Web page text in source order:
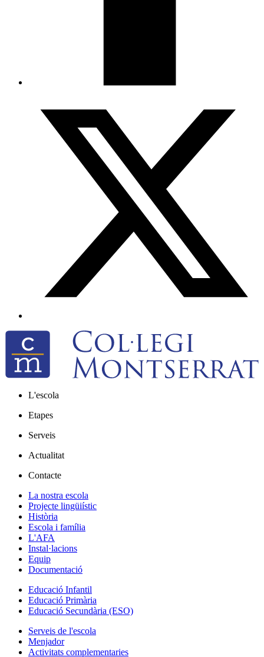
L'escola
Etapes
Serveis
Actualitat
Contacte
La nostra escola
Projecte lingüiístic
Història
Escola i família
L'AFA
Instal·lacions
Equip
Documentació
Educació Infantil
Educació Primària
Educació Secundària (ESO)
Serveis de l'escola
Menjador
Activitats complementaries